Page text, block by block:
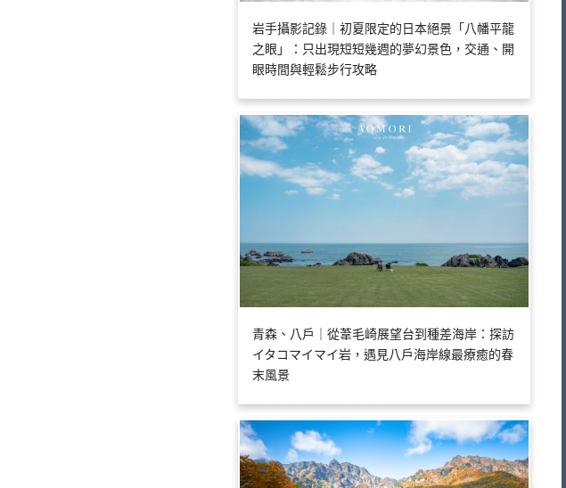
岩手攝影記錄｜初夏限定的日本絕景「八幡平龍
之眼」：只出現短短幾週的夢幻景色，交通、開
眼時間與輕鬆步行攻略
青森、八戶｜從葦毛崎展望台到種差海岸：探訪
イタコマイマイ岩，遇見八戶海岸線最療癒的春
末風景